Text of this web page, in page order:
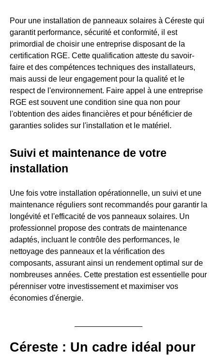
Pour une installation de panneaux solaires à Céreste qui
garantit performance, sécurité et conformité, il est
primordial de choisir une entreprise disposant de la
certification RGE. Cette qualification atteste du savoir-
faire et des compétences techniques des installateurs,
mais aussi de leur engagement pour la qualité et le
respect de l'environnement. Faire appel à une entreprise
RGE est souvent une condition sine qua non pour
l'obtention des aides financières et pour bénéficier de
garanties solides sur l'installation et le matériel.
Suivi et maintenance de votre
installation
Une fois votre installation opérationnelle, un suivi et une
maintenance réguliers sont recommandés pour garantir la
longévité et l'efficacité de vos panneaux solaires. Un
professionnel propose des contrats de maintenance
adaptés, incluant le contrôle des performances, le
nettoyage des panneaux et la vérification des
composants, assurant ainsi un rendement optimal sur de
nombreuses années. Cette prestation est essentielle pour
pérenniser votre investissement et maximiser vos
économies d'énergie.
Céreste : Un cadre idéal pour